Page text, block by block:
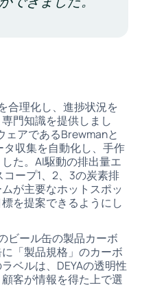
合理化し、進捗状況を
門知識を提供しまし
ェアであるBrewmanと
収集を自動化し、手作
た。AI駆動の排出量エ
ープ1、2、3の炭素排
が主要なホットスポッ
を提案できるようにし
ビール缶の製品カーボ
「製品規格」のカーボ
ベルは、DEYAの透明性
客が情報を得た上で選